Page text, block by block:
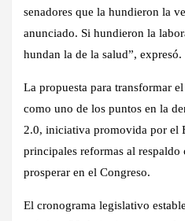
senadores que la hundieron la
anunciado. Si hundieron la
hundan la de la salud”, expresó.
La propuesta para transformar
como uno de los puntos en la
2.0, iniciativa promovida por el
principales reformas al respaldo
prosperar en el Congreso.
El cronograma legislativo